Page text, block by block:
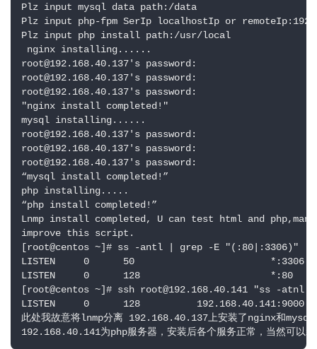
Plz input mysql data path:/data
Plz input php-fpm SerIp localhostIp or
Plz input php install path:/usr/local
nginx installing......
root@192.168.40.137's password:
root@192.168.40.137's password:
root@192.168.40.137's password:
"nginx install completed!"
mysql installing......
root@192.168.40.137's password:
root@192.168.40.137's password:
root@192.168.40.137's password:
“mysql install completed!”
php installing.....
“php install completed!”
Lnmp install completed, U can test html and
improve this script.
[root@centos ~]# ss -antl | grep -E "(:80|:3306)"
LISTEN     0      50
LISTEN     0      128
[root@centos ~]# ssh root@192.168.40.141 "ss -atnl
LISTEN     0      128          192.168.40.141:9000
此处我故意将lnmp分离 192.168.40.137上安装了nginx和mysql
192.168.40.141为php服务器，安装后各个服务正常，当然可以装